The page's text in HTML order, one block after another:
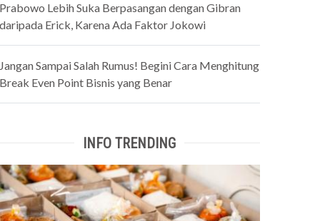
Lebih Suka Berpasangan dengan Gibran
Erick, Karena Ada Faktor Jokowi
Sampai Salah Rumus! Begini Cara Menghitung
Even Point Bisnis yang Benar
INFO TRENDING